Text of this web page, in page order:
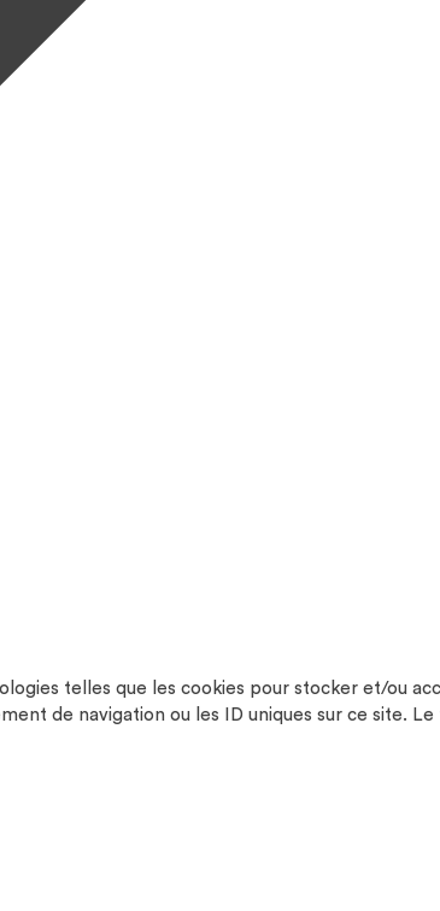
telles que les cookies pour stocker et/ou
de navigation ou les ID uniques sur ce site.